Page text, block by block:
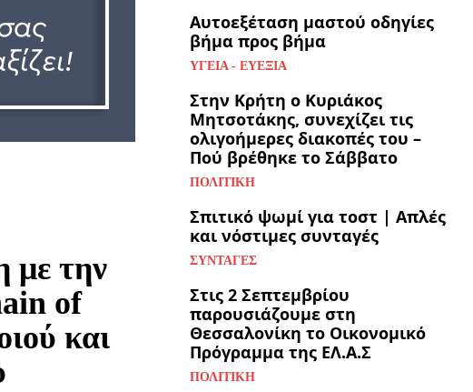
με την
of
και
Αυτοεξέταση μαστού οδηγίες
βήμα προς βήμα
ΥΓΕΊΑ - ΕΥΕΞΊΑ
Στην Κρήτη ο Κυριάκος
Μητσοτάκης, συνεχίζει τις
ολιγοήμερες διακοπές του –
Πού βρέθηκε το Σάββατο
ΠΟΛΙΤΙΚΉ
Σπιτικό ψωμί για τοστ | Απλές
και νόστιμες συνταγές
ΣΥΝΤΑΓΈΣ
Στις 2 Σεπτεμβρίου
παρουσιάζουμε στη
Θεσσαλονίκη το Οικονομικό
Πρόγραμμα της ΕΛ.Α.Σ
ΠΟΛΙΤΙΚΉ